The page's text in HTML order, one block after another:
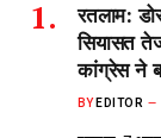
रतलाम:
सियासत
कांग्रेस ने
BY EDITOR